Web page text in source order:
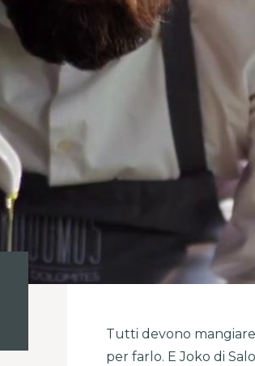
Tutti devono
per farlo. E Joko di